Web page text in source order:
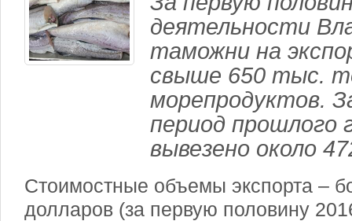
деятельности
таможни на
свыше 650 тыс.
морепродуктов.
период прошлого
вывезено около
Стоимостные объемы экспорта –
долларов (за первую половину